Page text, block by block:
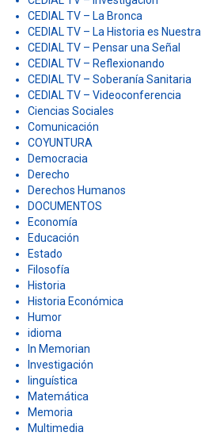
CEDIAL TV – La Bronca
CEDIAL TV – La Historia es Nuestra
CEDIAL TV – Pensar una Señal
CEDIAL TV – Reflexionando
CEDIAL TV – Soberanía Sanitaria
CEDIAL TV – Videoconferencia
Ciencias Sociales
Comunicación
COYUNTURA
Democracia
Derecho
Derechos Humanos
DOCUMENTOS
Economía
Educación
Estado
Filosofía
Historia
Historia Económica
Humor
idioma
In Memorian
Investigación
linguística
Matemática
Memoria
Multimedia